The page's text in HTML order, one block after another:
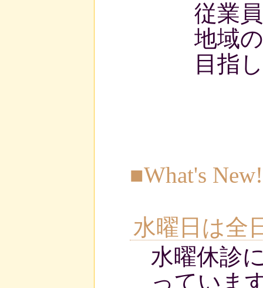
従業
地域
目指
■What's
水曜日は全
水曜休診
っていま